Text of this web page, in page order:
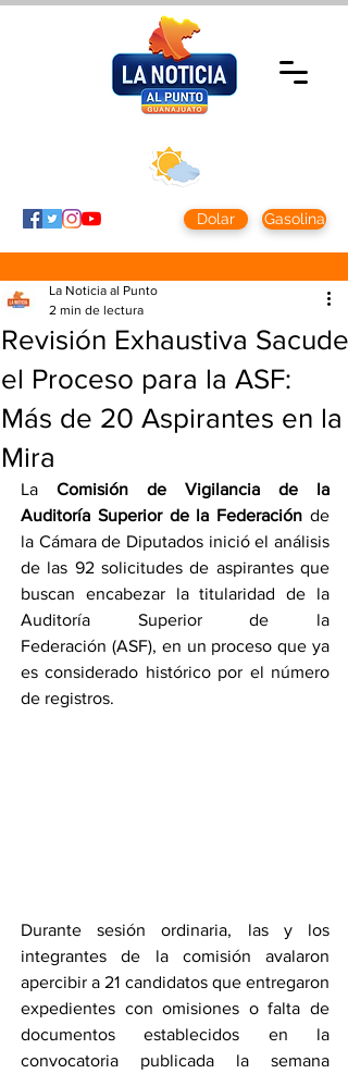
Dolar Gasolina
Revisión Exhaustiva Sacude
el Proceso para la ASF:
Más de 20 Aspirantes en la
Mira
La Noticia al Punto
2 min de lectura
La Comisión de Vigilancia de la
Auditoría Superior de la Federación de
la Cámara de Diputados inició el análisis
de las 92 solicitudes de aspirantes que
buscan encabezar la titularidad de la
Auditoría Superior de la
Federación (ASF), en un proceso que ya
es considerado histórico por el número
de registros.
Durante sesión ordinaria, las y los
integrantes de la comisión avalaron
apercibir a 21 candidatos que entregaron
expedientes con omisiones o falta de
documentos establecidos en la
convocatoria publicada la semana